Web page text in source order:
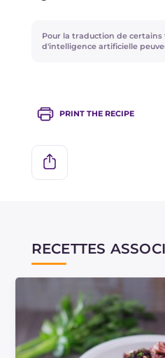
congeler sur un plateau,
seulement ceux
Pour la traduction de certains
d'intelligence artificielle
PRINT THE RECIPE
RECETTES